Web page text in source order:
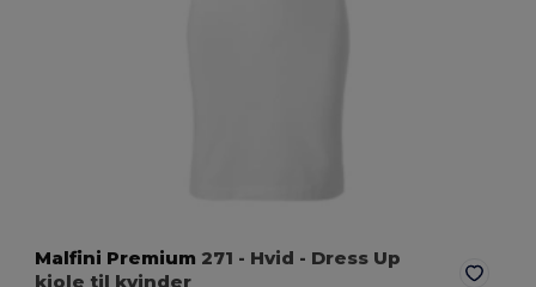
Malfini Premium 271 - Hvid - Dress Up
kjole til kvinder